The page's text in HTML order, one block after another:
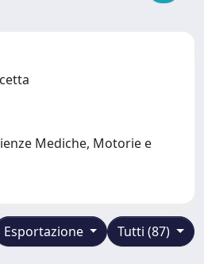
Mediche, Motorie e
Tutti (87)
Esportazione